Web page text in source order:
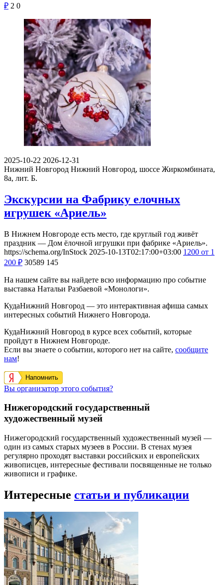
₽ 2 0
2025-10-22 2026-12-31
Нижний Новгород Нижний Новгород, шоссе Жиркомбината,
8а, лит. Б.
Экскурсии на Фабрику елочных
игрушек «Ариель»
В Нижнем Новгороде есть место, где круглый год живёт
праздник — Дом ёлочной игрушки при фабрике «Ариель».
https://schema.org/InStock 2025-10-13T02:17:00+03:00 1200 от 1
200 ₽ 30589 145
На нашем сайте вы найдете всю информацию про событие
выставка Натальи Разбаевой «Монологи».
КудаНижний Новгород — это интерактивная афиша самых
интересных событий Нижнего Новгорода.
КудаНижний Новгород в курсе всех событий, которые
пройдут в Нижнем Новгороде.
Если вы знаете о событии, которого нет на сайте, сообщите
нам!
Напомнить
Вы организатор этого события?
Нижегородский государственный
художественный музей
Нижегородский государственный художественный музей —
один из самых старых музеев в России. В стенах музея
регулярно проходят выставки российских и европейских
живописцев, интересные фестивали посвященные не только
живописи и графике.
Интересные статьи и публикации